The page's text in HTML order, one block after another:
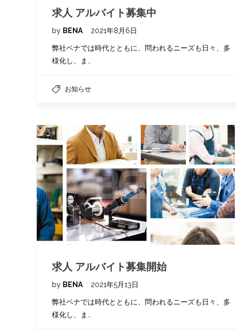
求人 アルバイト募集中
by BENA 2021年8月6日
弊社ベナでは時代とともに、問われるニーズも日々、多
様化し、ま…
お知らせ
求人 アルバイト募集開始
by BENA 2021年5月13日
弊社ベナでは時代とともに、問われるニーズも日々、多
様化し、ま…